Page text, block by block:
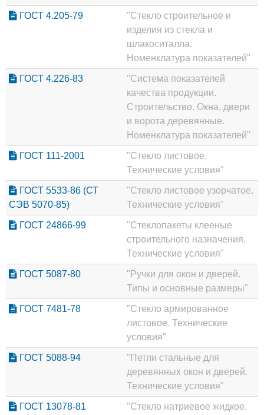
ГОСТ 4.205-79
"Стекло строительное и
изделия из стекла и
шлакоситалла.
Номенклатура показателей"
ГОСТ 4.226-83
"Система показателей
качества продукции.
Строительство. Окна, двери
и ворота деревянные.
Номенклатура показателей"
ГОСТ 111-2001
"Стекло листовое.
Технические условия"
ГОСТ 5533-86 (СТ
СЭВ 5070-85)
"Стекло листовое узорчатое.
Технические условия"
ГОСТ 24866-99
"Стеклопакеты клееные
строительного назначения.
Технические условия"
ГОСТ 5087-80
"Ручки для окон и дверей.
Типы и основные размеры"
ГОСТ 7481-78
"Стекло армированное
листовое. Технические
условия"
ГОСТ 5088-94
"Петли стальные для
деревянных окон и дверей.
Технические условия"
ГОСТ 13078-81
"Стекло натриевое жидкое.